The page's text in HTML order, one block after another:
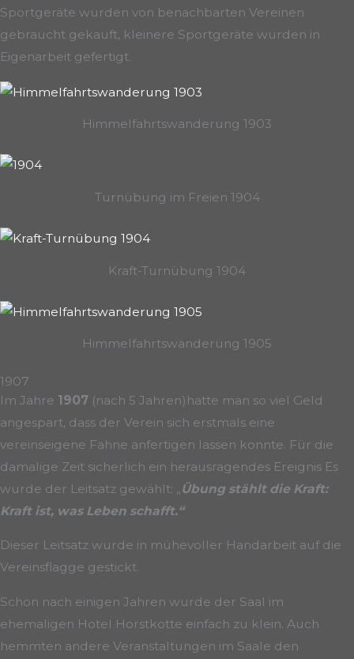
Sportgeräte wurden von benachbarten Vereinen
gebraucht gekauft, kleinere Sportgeräte wurden in
Eigenarbeit gefertigt.
Himmelfahrtswanderung 1903
Turnübung im Freien 1904
Kraft-Turnübung 1904
Himmelfahrtswanderung 1905
1907
Im Jahre 1907 (nach 5 Jahren)hatte man so viel Geld
angespart, dass der Verein sich erstmals eine
vereinseigene Fahne anfertigen lassen konnte. Für die
damalige Zeit sicherlich ein herausragendes Ereignis Es
wurde der Leitsatz gewählt: „Übung stählt die Kraft:
Kraft ist, was Leben schafft.“
Dieser Leitsatz wurde in mühevoller Handarbeit auf die
Vereinsflagge gestickt.
Schon nach einigen Jahren wurde der Saal im
ehemaligen Hotel Horstkotte einfach zu klein. Auch
hemmten andere Veranstaltungen im Saale den